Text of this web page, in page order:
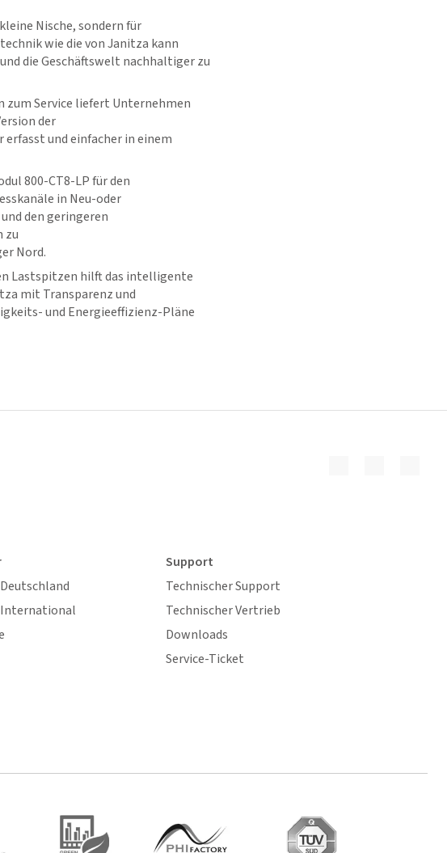
Nische, sondern für
wie die von Janitza kann
die Geschäftswelt nachhaltiger zu
zum Service liefert Unternehmen
der
erfasst und einfacher in einem
800-CT8-LP für den
in Neu-oder
den geringeren
zu
Nord.
Lastspitzen hilft das intelligente
mit Transparenz und
und Energieeffizienz-Pläne
Support
Technischer Support
Technischer Vertrieb
Downloads
Service-Ticket